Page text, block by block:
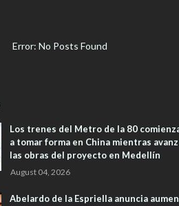
Error: No Posts Found
Los trenes del Metro de la 80
a tomar forma en China mientras
las obras del proyecto en Medellín
August 04, 2026
Abelardo de la Espriella anuncia